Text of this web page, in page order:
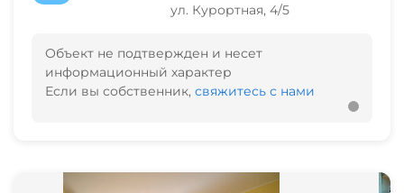
ул. Курортная, 4/5
Объект не подтвержден и несет
информационный характер
Если вы собственник, свяжитесь с нами